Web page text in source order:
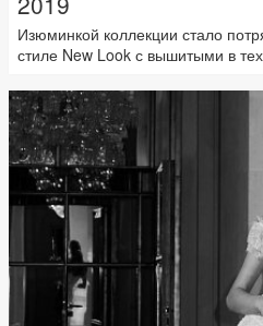
Изюминкой коллекции стало
стиле New Look с вышитыми в